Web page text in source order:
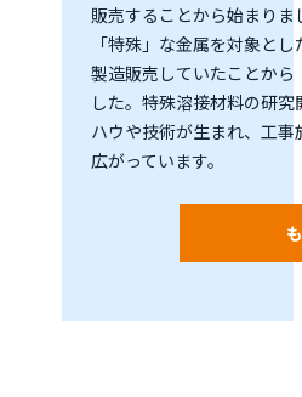
販売することから始まりま
「特殊」な金属を対象とし
製造販売していたことから
した。特殊溶接材料の研
ハウや技術が生まれ、工事
広がっています。